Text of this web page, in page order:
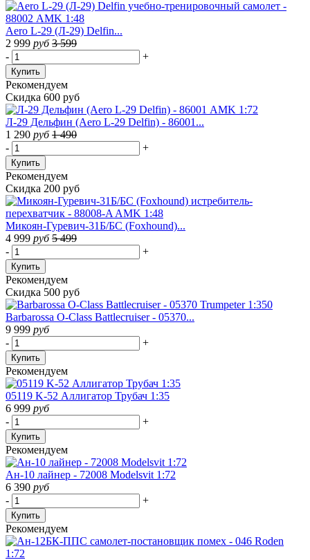
Aero L-29 (Л-29) Delfin...
2 999 руб 3 599
-
+
Купить
Рекомендуем
Скидка 600 руб
Л-29 Дельфин (Aero L-29 Delfin) - 86001...
1 290 руб 1 490
-
+
Купить
Рекомендуем
Скидка 200 руб
Микоян-Гуревич-31Б/БС (Foxhound)...
4 999 руб 5 499
-
+
Купить
Рекомендуем
Скидка 500 руб
Barbarossa O-Class Battlecruiser - 05370...
9 999 руб
-
+
Купить
Рекомендуем
05119 K-52 Аллигатор Трубач 1:35
6 999 руб
-
+
Купить
Рекомендуем
Ан-10 лайнер - 72008 Modelsvit 1:72
6 390 руб
-
+
Купить
Рекомендуем